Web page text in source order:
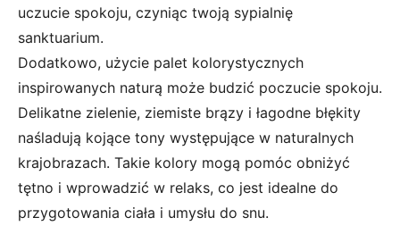
uczucie spokoju, czyniąc twoją sypialnię
sanktuarium.
Dodatkowo, użycie palet kolorystycznych
inspirowanych naturą może budzić poczucie spokoju.
Delikatne zielenie, ziemiste brązy i łagodne błękity
naśladują kojące tony występujące w naturalnych
krajobrazach. Takie kolory mogą pomóc obniżyć
tętno i wprowadzić w relaks, co jest idealne do
przygotowania ciała i umysłu do snu.